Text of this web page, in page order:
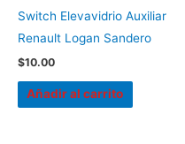
Switch Elevavidrio Auxiliar
Renault Logan Sandero
$10.00
Añadir al carrito